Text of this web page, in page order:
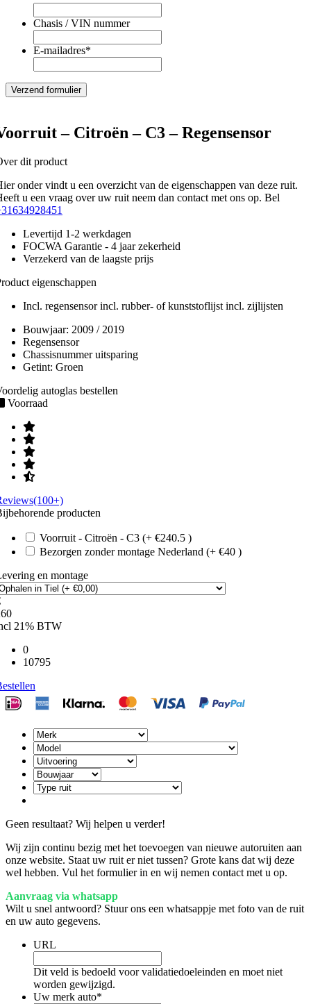
Chasis / VIN nummer
E-mailadres*
– Citroën – C3 – Regensensor
dit product
onder vindt u een overzicht van de eigenschappen van deze ruit.
u een vraag over uw ruit neem dan contact met ons op. Bel
Levertijd 1-2 werkdagen
FOCWA Garantie - 4 jaar zekerheid
Verzekerd van de laagste prijs
eigenschappen
Incl. regensensor incl. rubber- of kunststoflijst incl. zijlijsten
Bouwjaar: 2009 / 2019
Regensensor
Chassisnummer uitsparing
Getint: Groen
autoglas bestellen
Voorraad
producten
Voorruit - Citroën - C3 (+ €240.5 )
Bezorgen zonder montage Nederland (+ €40 )
en montage
21% BTW
0
10795
Geen resultaat? Wij helpen u verder!
Wij zijn continu bezig met het toevoegen van nieuwe autoruiten aan
onze website. Staat uw ruit er niet tussen? Grote kans dat wij deze
wel hebben. Vul het formulier in en wij nemen contact met u op.
Aanvraag via whatsapp
Wilt u snel antwoord? Stuur ons een whatsappje met foto van de ruit
en uw auto gegevens.
URL
Dit veld is bedoeld voor validatiedoeleinden en moet niet
worden gewijzigd.
Uw merk auto*